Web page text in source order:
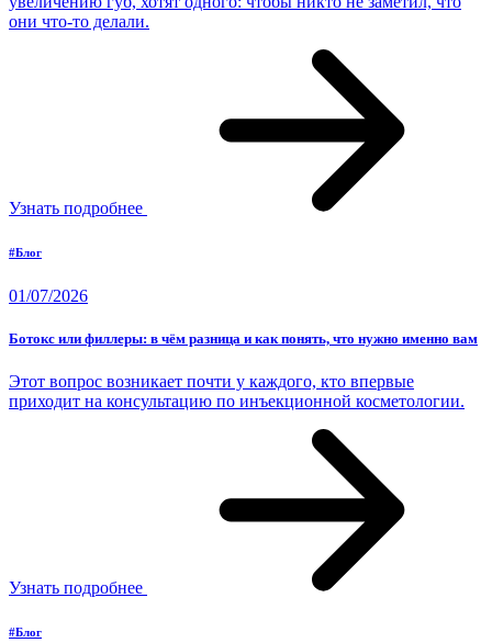
они что-то делали.
Узнать подробнее
#Блог
01/07/2026
Ботокс или филлеры: в чём разница и как понять, что нужно именно вам
Этот вопрос возникает почти у каждого, кто впервые
приходит на консультацию по инъекционной косметологии.
Узнать подробнее
#Блог